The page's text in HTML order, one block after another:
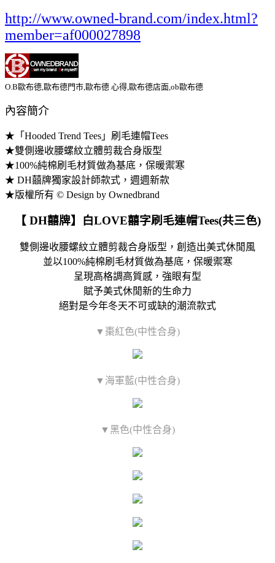
http://www.owned-brand.com/index.html?
member=af000027898
O.B歐布德,歐布德門市,歐布德 心得,歐布德店面,ob歐布德
內容簡介
★「Hooded Trend Tees」刷毛連帽Tees
★雙側邊收腰螺紋立體剪裁合身版型
★100%純棉刷毛材質做為基底，保暖禦寒
★ DH囍牌獨家設計師款式，週週新款
★版權所有 © Design by Ownedbrand
【 DH囍牌】白LOVE囍字刷毛連帽Tees(共三色)
雙側邊收腰螺紋立體剪裁合身版型，創造出美式休閒風
並以100%純棉刷毛材質做為基底，保暖禦寒
呈現高格調高質感，強眼有型
賦予美式休閒新的生命力
絕對是今年冬天不可或缺的潮流款式
▼棗紅色(中性合身)
▼海軍藍(中性合身)
▼黑色(中性合身)